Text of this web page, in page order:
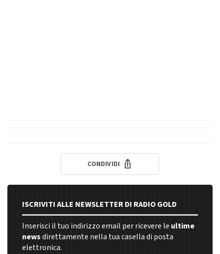
CONDIVIDI
ISCRIVITI ALLE NEWSLETTER DI RADIO GOLD
Inserisci il tuo indirizzo email per ricevere le ultime
newsdirettamente nella tua casella di posta
elettronica.